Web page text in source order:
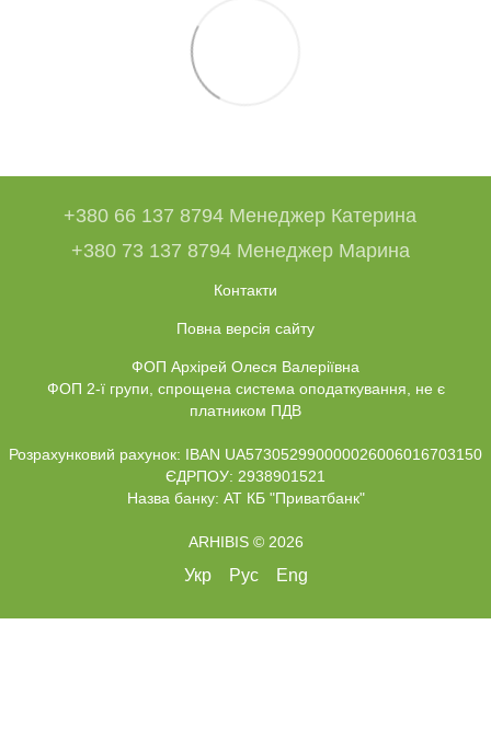
+380 66 137 8794 Менеджер Катерина
+380 73 137 8794 Менеджер Марина
Контакти
Повна версія сайту
ФОП Архірей Олеся Валеріївна
ФОП 2-ї групи, спрощена система оподаткування, не є
платником ПДВ
Розрахунковий рахунок: IBAN UA573052990000026006016703150
ЄДРПОУ: 2938901521
Назва банку: АТ КБ "Приватбанк"
ARHIBIS © 2026
Укр Рус Eng